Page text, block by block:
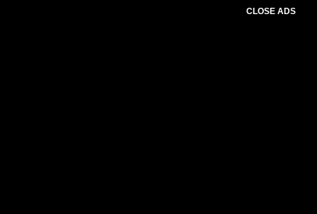
CLOSE ADS